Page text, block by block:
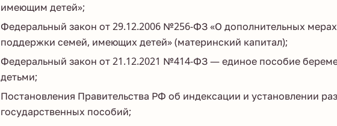
имеющим детей»;
Федеральный закон от 29.12.2006 №256-ФЗ «О дополнительных
поддержки семей, имеющих детей» (материнский капитал);
Федеральный закон от 21.12.2021 №414-ФЗ — единое пособие
детьми;
Постановления Правительства РФ об индексации и установлении
государственных пособий;